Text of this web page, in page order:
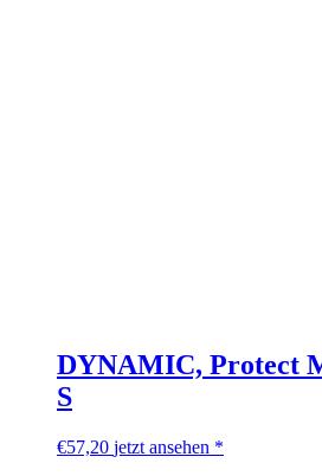
DYNAMIC, Protect
S
€57,20 jetzt ansehen *